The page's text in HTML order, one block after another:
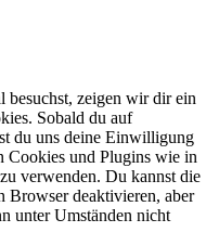
besuchst, zeigen wir dir ein
Sobald du auf
du uns deine Einwilligung
Cookies und Plugins wie in
verwenden. Du kannst die
Browser deaktivieren, aber
unter Umständen nicht